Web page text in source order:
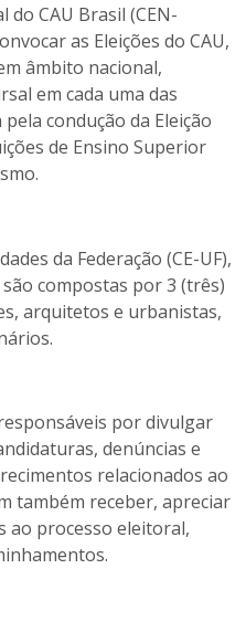
do CAU Brasil (CEN-
as Eleições do CAU,
âmbito nacional,
em cada uma das
condução da Eleição
de Ensino Superior
da Federação (CE-UF),
compostas por 3 (três)
arquitetos e urbanistas,
por divulgar
denúncias e
relacionados ao
também receber, apreciar
ao processo eleitoral,